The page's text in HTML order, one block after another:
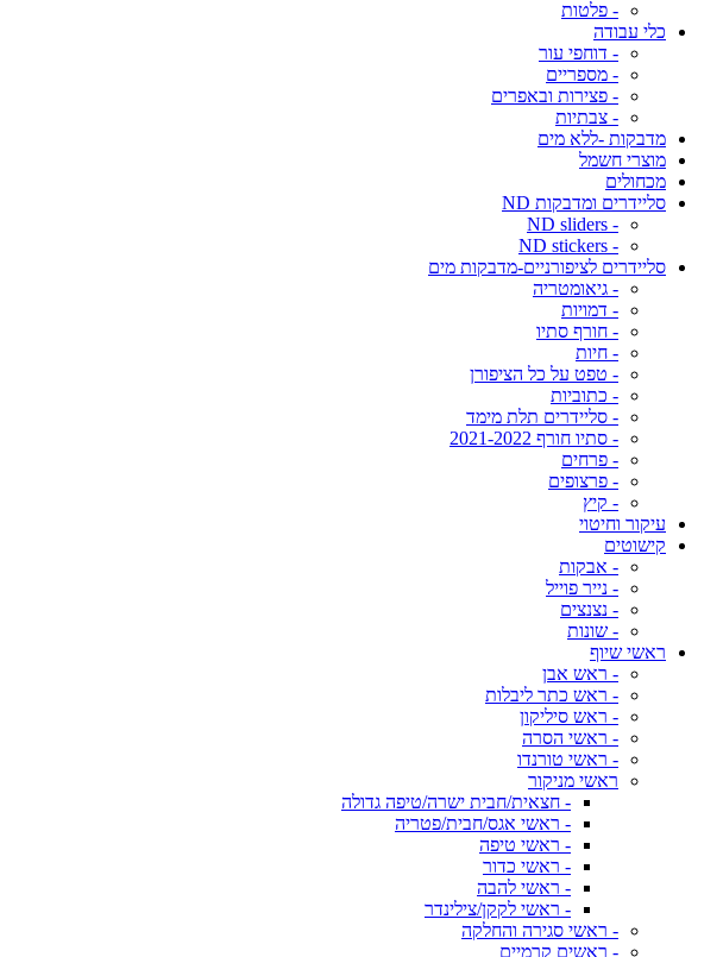
- פלטות
כלי עבודה
- דוחפי עור
- מספריים
- פצירות ובאפרים
- צבתיות
מדבקות -ללא מים
מוצרי חשמל
מכחולים
סליידרים ומדבקות ND
- ND sliders
- ND stickers
סליידרים לציפורניים-מדבקות מים
- גיאומטריה
- דמויות
- חורף סתיו
- חיות
- טפט על כל הציפורן
- כתוביות
- סליידרים תלת מימד
- סתיו חורף 2021-2022
- פרחים
- פרצופים
- קיץ
עיקור וחיטוי
קישוטים
- אבקות
- נייר פוייל
- נצנצים
- שונות
ראשי שיוף
- ראש אבן
- ראש כתר ליבלות
- ראש סיליקון
- ראשי הסרה
- ראשי טורנדו
ראשי מניקור
- חצאית/חבית ישרה/טיפה גדולה
- ראשי אגס/חבית/פטריה
- ראשי טיפה
- ראשי כדור
- ראשי להבה
- ראשי לקקן/צילינדר
- ראשי סגירה והחלקה
- ראשים קרמיים